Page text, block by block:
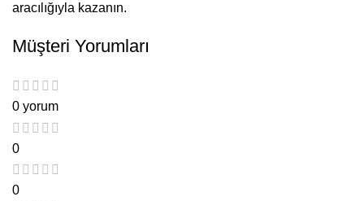
aracılığıyla kazanın.
Müşteri Yorumları
0 yorum
0
0